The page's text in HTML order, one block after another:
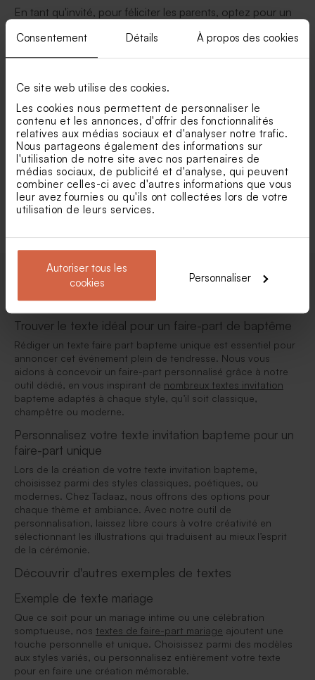
Consentement Détails À propos des cookies
Ce site web utilise des cookies.
Les cookies nous permettent de personnaliser le
contenu et les annonces, d'offrir des fonctionnalités
relatives aux médias sociaux et d'analyser notre trafic.
Nous partageons également des informations sur
l'utilisation de notre site avec nos partenaires de
médias sociaux, de publicité et d'analyse, qui peuvent
combiner celles-ci avec d'autres informations que vous
leur avez fournies ou qu'ils ont collectées lors de votre
utilisation de leurs services.
Autoriser tous les
cookies
Personnaliser
En tant qu'invité, pour féliciter les parents, optez pour un
"Toutes nos félicitations pour le baptême de votre
petit trésor. Que cette journée soit le début d’une
vie pleine de bonheur, de tendresse et de lumière."
"Félicitations pour ce moment si spécial dans la vie
de votre famille. Que cette belle célébration soit
suivie de mille joies !"
Texte faire part bapteme
Trouver le texte idéal pour un faire-part de baptême
Rédiger un texte faire part bapteme unique est essentiel pour
annoncer cet événement plein de tendresse. Nous vous
aidons à concevoir un faire-part personnalisé grâce à notre
outil dédié, en vous inspirant de nombreux textes invitation
bapteme adaptés à chaque style, qu’il soit classique,
champêtre ou moderne.
Personnalisez votre texte invitation bapteme pour un
faire-part unique
Lors de la création de votre texte invitation bapteme,
choisissez parmi des styles classiques, poétiques, ou
modernes. Chez Tadaaz, nous offrons des options pour
chaque thème et ambiance. Avec notre outil de
personnalisation, laissez libre cours à votre créativité en
sélectionnant les illustrations qui traduisent au mieux l’esprit
de la cérémonie.
Découvrir d'autres exemples de textes
Exemple de texte mariage
Que ce soit pour un mariage intime ou une célébration
somptueuse, nos textes de faire-part mariage ajoutent une
touche personnelle et unique. Choisissez parmi des modèles
aux styles variés, ou personnalisez entièrement votre texte
pour en faire une création mémorable.